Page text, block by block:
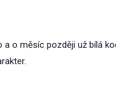
a o měsíc později už bílá